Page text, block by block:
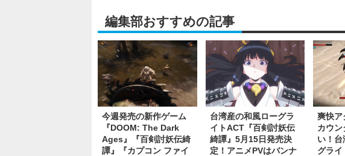
編集部おすすめの記事
今週発売の新作ゲーム
『DOOM: The Dark
Ages』『百剣討妖伝綺
譚』『カプコン ファイ
台湾産の和風ローグラ
イトACT『百剣討妖伝
綺譚』5月15日発売決
定！アニメPVはバンナ
爽快ア
カウン
い！台
グライ